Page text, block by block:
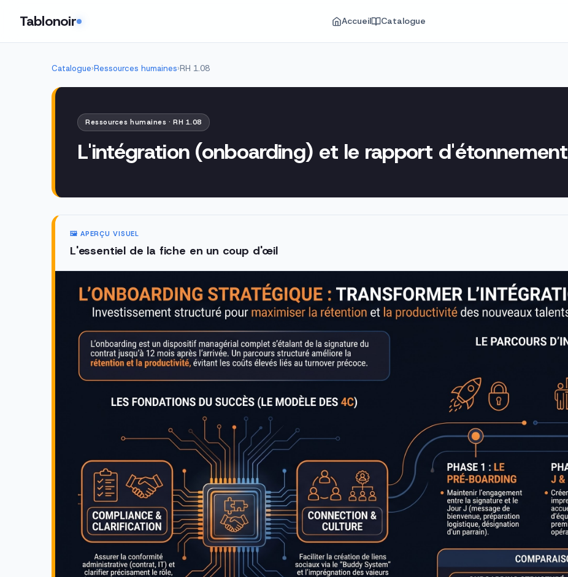
Tablonoir Accueil Catalogue
Catalogue›Ressources humaines›RH 1.08
Ressources humaines · RH 1.08
L'intégration (onboarding) et le rapport d'étonnement
🖼️ APERÇU VISUEL
L'essentiel de la fiche en un coup d'œil